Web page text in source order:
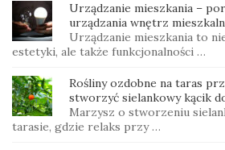
Urządzanie mieszkania –
urządzania wnętrz
Urządzanie mieszkania to
estetyki, ale także funkcjonalności …
Rośliny ozdobne na taras
stworzyć sielankowy kącik
Marzysz o stworzeniu
tarasie, gdzie relaks przy …